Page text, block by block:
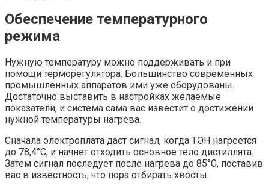
Обеспечение температурного
режима
Нужную температуру можно поддерживать и при
помощи терморегулятора. Большинство современных
промышленных аппаратов ими уже оборудованы.
Достаточно выставить в настройках желаемые
показатели, и система сама вас известит о достижении
нужной температуры нагрева.
Сначала электроплата даст сигнал, когда ТЭН нагреется
до 78,4°С, и начнет отходить основное тело дистиллята.
Затем сигнал последует после нагрева до 85°С, поставив
вас в известность, что пора отбирать хвосты.